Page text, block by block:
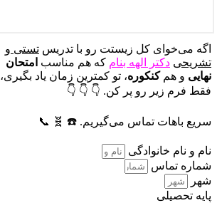
اگه می‌خوای کل زیستت رو با تدریس تستی و
تشریحی دکتر الهه بنام که هم مناسب امتحان
نهایی و همکنکوره، تو کمترین زمان یاد بگیری،
فقط فرم زیر رو پر کن. 👇 👇 👇
سریع باهات تماس می‌گیریم. ☎️ 🧬 📞
نام و نام خانوادگی
شماره تماس
شهر
پایه تحصیلی